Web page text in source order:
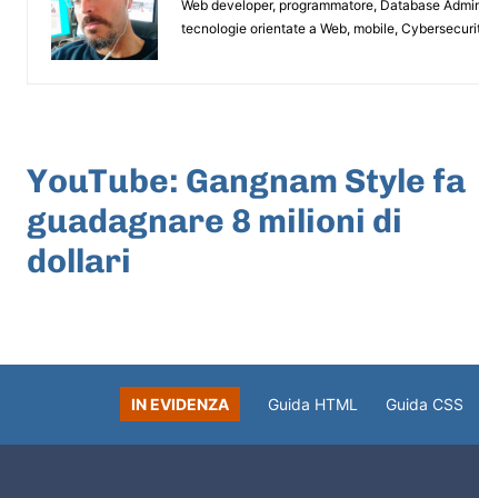
Web developer, programmatore, Database
tecnologie orientate a Web, mobile,
YouTube: Gangnam Style fa
guadagnare 8 milioni di
dollari
IN EVIDENZA Guida HTML Guida CSS